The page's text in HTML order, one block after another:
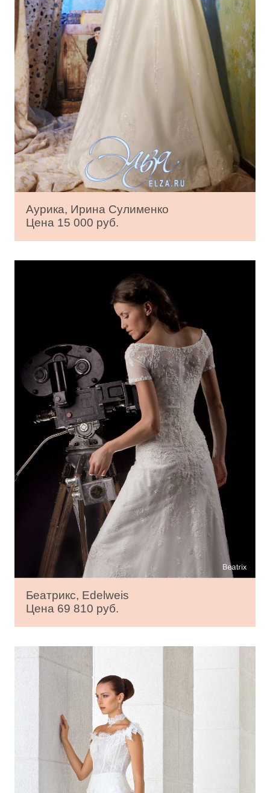
Аурика, Ирина Сулименко
Цена 15 000 руб.
Беатрикс, Edelweis
Цена 69 810 руб.